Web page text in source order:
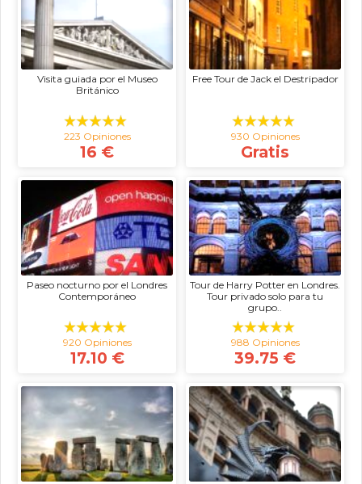
Visita guiada por el Museo
Británico
223 Opiniones
16 €
Free Tour de Jack el Destripador
930 Opiniones
Gratis
Paseo nocturno por el Londres
Contemporáneo
920 Opiniones
17.10 €
Tour de Harry Potter en Londres.
Tour privado solo para tu
grupo..
988 Opiniones
39.75 €